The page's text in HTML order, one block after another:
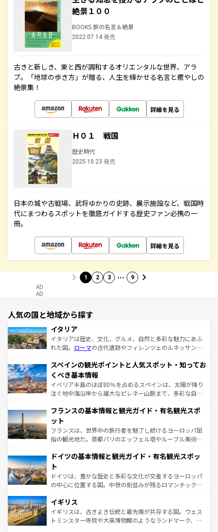
絶景１００
BOOKS 旅の名言＆絶景
2022.07.14 発売
古きと新しき、東と西が調和するオリエンタルな世界、アラ
ブ。「地球の歩き方」が贈る、人生を輝かせる名言と癒やしの
絶景集！
詳細を見る
Ｈ０１ 戦国
歴史時代
2025.10.23 発売
日本の城や古戦場、武将ゆかりの史跡、展示施設など、戦国時
代にまつわるスポットを徹底ガイドする歴史ファン必携の一
冊。
詳細を見る
1 2 3 … 9
AD
AD
人気の国と地域から探す
イタリア
イタリアは歴史、文化、グルメ、自然と多彩な魅力にあふ
れた国。 ローマの古代遺跡やフィレンツェのルネッサンス
ろん、トスカーナの美しい田園風景やアマルフィ海岸の絶
景など、自然景観も見逃せない。観光の合間には、本場の
ピザやパスタなど、絶品のイタリア料理を堪能することも
できる。朝目覚めてから夜眠るまで、すべての瞬間を楽し
なお、新着のイタリア情報はコンテンツ一覧を参照してほ
しい。
スペインの観光ポイントと人気スポット・知ってお
くべき基本情報
イベリア半島のほぼ80％を占めるスペインは、太陽が降り
注ぐ地中海沿岸から雄大なピレネー山脈まで、多彩な自然
文化が根付くこの国では、情熱的なフラメンコ、熱気あふ
れる闘牛、そして美味しいタパスが生活の一部となってい
る。首都マドリードの洗練された雰囲気や、バルセロナの
アートに溢れた街角から、地方では古代ローマ遺跡や中世
せる。地方によって風土や気候が異なるスペインはその個
ンテンツ一覧 を参照してほしい。
フランスの基本情報と観光ガイド・有名観光スポ
ット
フランスは、世界中の旅行者を魅了し続けるヨーロッパ屈
指の観光地だ。首都パリのエッフェル塔やルーブル美術館
で、幅広い魅力が詰まっている。華麗な宮殿、歴史的な大
聖堂、美しいビーチ、そして豊かな自然が、訪れる者を心
から魅了する。また、フランスは美食の国としても知ら
れ、フランス料理はユネスコ無形文化遺産にも登録されて
香り高いラベンダー畑など、多彩な楽しみ方が可能だ。さ
らに、パリ以外の地域にも魅力が溢れており、どの街角に
も豊かな歴史と文化が息づいている。パリ以外の個性あふ
ドイツの基本情報と観光ガイド・有名観光スポッ
ト
ドイツは、豊かな歴史と多彩な文化が交差するヨーロッパ
の中心に位置する国。中世の街並みが残るロマンチック街
顔を持つこの国は、どこを歩いても飽きることがない。ベ
ルリンの文化的活気、バイエルン州のアルプスの絶景、そ
してライン川沿いのワイン畑といった風景は必見。ビール
イギリス
イギリスは、古きよき伝統と最先端が共存する国。ウェス
トミンスター寺院や大英博物館のようなランドマーク、歴